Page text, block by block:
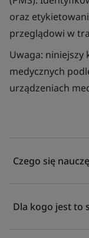
oraz
przeglądowi w
Uwaga: niniejszy
medycznych
urządzeniach
Czego się nauczę
Dla kogo jest to